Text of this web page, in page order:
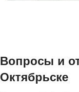
Вопросы и
Октябрьске